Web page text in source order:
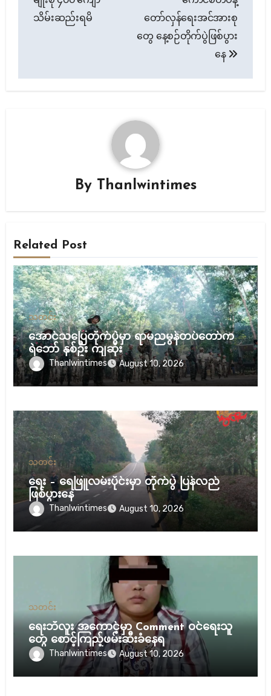
သိမ်းဆည်းရမိ
တော်လှန်ရေးအင်အားစု
တွေ နေ့စဉ်တိုက်ပွဲဖြစ်ပွား
နေ
By Thanlwintimes
Related Post
သတင်း
အောင်သပြေတိုက်ပွဲမှာ ရာမညမွန်တပ်တော်က
ရဲဘော် နှစ်ဦး ကျဆုံး
Thanlwintimes August 10, 2026
သတင်း
ရေး – ရေဖြူလမ်းပိုင်းမှာ တိုက်ပွဲ ပြန်လည်
ဖြစ်ပွားနေ
Thanlwintimes August 10, 2026
သတင်း
ရေးဘီလူး အကောင့်မှာ Comment ဝင်ရေးသူ
တွေ စောင့်ကြည့်ဖမ်းဆီးခံနေရ
Thanlwintimes August 10, 2026